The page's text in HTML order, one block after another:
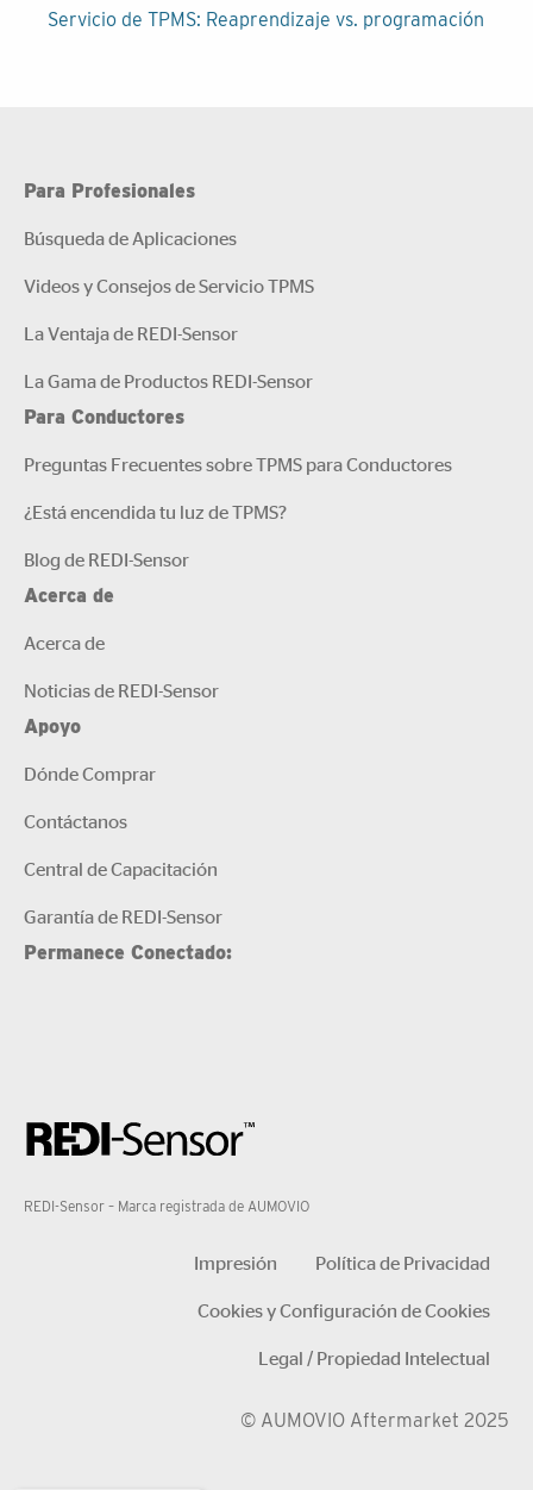
Servicio de TPMS: Reaprendizaje vs. programación
Para Profesionales
Búsqueda de Aplicaciones
Videos y Consejos de Servicio TPMS
La Ventaja de REDI-Sensor
La Gama de Productos REDI-Sensor
Para Conductores
Preguntas Frecuentes sobre TPMS para Conductores
¿Está encendida tu luz de TPMS?
Blog de REDI-Sensor
Acerca de
Acerca de
Noticias de REDI-Sensor
Apoyo
Dónde Comprar
Contáctanos
Central de Capacitación
Garantía de REDI-Sensor
Permanece Conectado:
REDI-Sensor – Marca registrada de AUMOVIO
Impresión
Política de Privacidad
Cookies y Configuración de Cookies
Legal / Propiedad Intelectual
© AUMOVIO Aftermarket 2025